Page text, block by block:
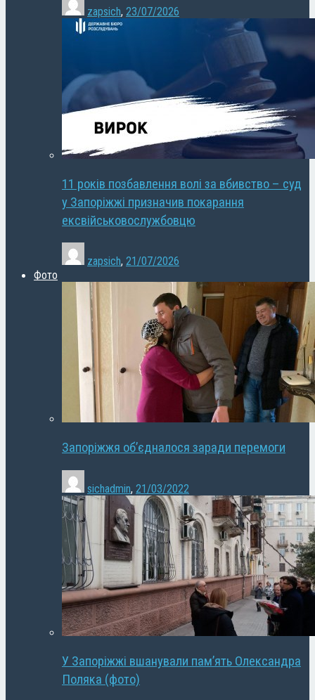
zapsich, 23/07/2026
11 років позбавлення волі за вбивство – суд
у Запоріжжі призначив покарання
ексвійськовослужбовцю
zapsich, 21/07/2026
Фото
Запоріжжя об’єдналося заради перемоги
sichadmin, 21/03/2022
У Запоріжжі вшанували пам’ять Олександра
Поляка (фото)